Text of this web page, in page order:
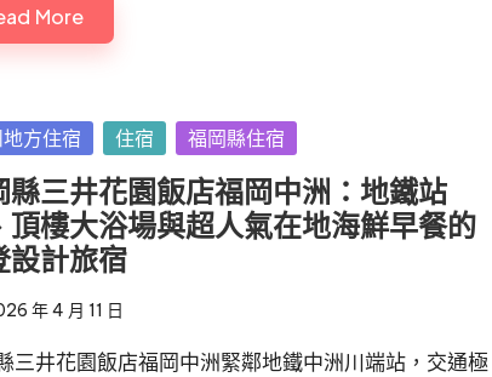
More
方住宿 住宿 福岡縣住宿
縣三井花園飯店福岡中洲：地鐵站
頂樓大浴場與超人氣在地海鮮早餐的
設計旅宿
年 4 月 11 日
三井花園飯店福岡中洲緊鄰地鐵中洲川端站，交通極